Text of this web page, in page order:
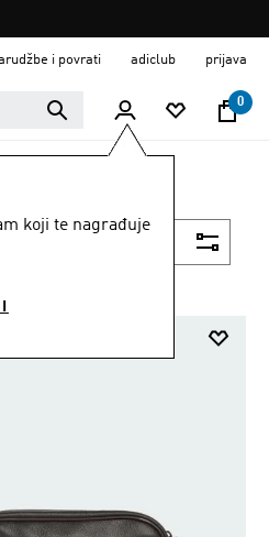
i povrati adiclub prijava
0
koji te nagrađuje